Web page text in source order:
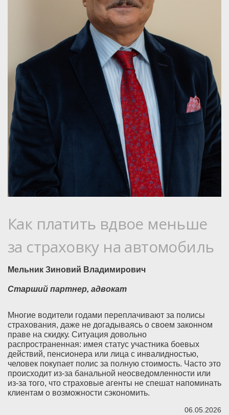
Как платить вдвое меньше
за страховку на автомобиль
Мельник Зиновий Владимирович
Старший партнер, адвокат
Многие водители годами переплачивают за полисы
страхования, даже не догадываясь о своем законном
праве на скидку. Ситуация довольно
распространенная: имея статус участника боевых
действий, пенсионера или лица с инвалидностью,
человек покупает полис за полную стоимость. Часто это
происходит из-за банальной неосведомленности или
из-за того, что страховые агенты не спешат напоминать
клиентам о возможности сэкономить.
06.05.2026